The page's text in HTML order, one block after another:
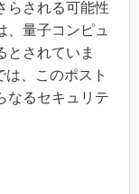
らされる可能性
、量子コンピュ
とされていま
、このポスト
なるセキュリテ